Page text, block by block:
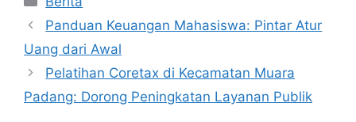
Panduan Keuangan Mahasiswa: Pintar Atur
Uang dari Awal
Pelatihan Coretax di Kecamatan Muara
Padang: Dorong Peningkatan Layanan Publik